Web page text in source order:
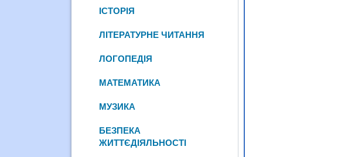
ІСТОРІЯ
ЛІТЕРАТУРНЕ ЧИТАННЯ
ЛОГОПЕДІЯ
МАТЕМАТИКА
МУЗИКА
БЕЗПЕКА
ЖИТТЄДІЯЛЬНОСТІ